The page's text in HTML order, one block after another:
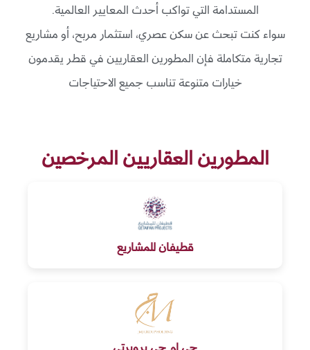
المستدامة التي تواكب أحدث المعايير العالمية.
سواء كنت تبحث عن سكن عصري، استثمار مربح، أو مشاريع
تجارية متكاملة فإن المطورين العقاريين في قطر يقدمون
خيارات متنوعة تناسب جميع الاحتياجات
المطورين العقاريين المرخصين
قطيفان للمشاريع